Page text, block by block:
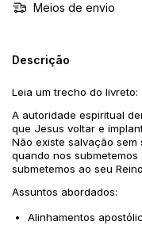
Meios de envio
Descrição
Leia um trecho do livreto:
A autoridade espiritual
que Jesus voltar e
Não existe salvação
quando nos
submetemos ao seu
Assuntos abordados:
Alinhamentos